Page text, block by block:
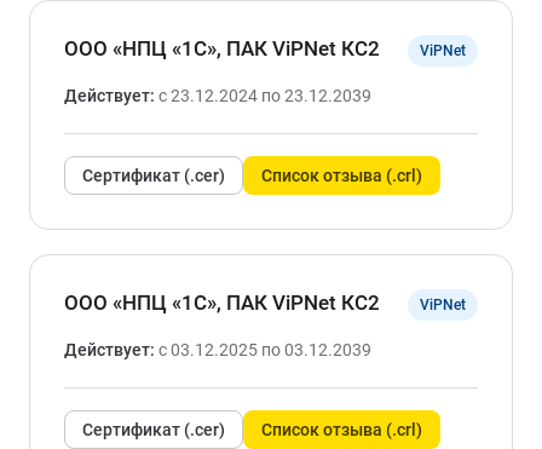
ООО «НПЦ «1С», ПАК ViPNet КС2 ViPNet
Действует: с 23.12.2024 по 23.12.2039
Сертификат (.cer) Список отзыва (.crl)
ООО «НПЦ «1С», ПАК ViPNet КС2 ViPNet
Действует: с 03.12.2025 по 03.12.2039
Сертификат (.cer) Список отзыва (.crl)